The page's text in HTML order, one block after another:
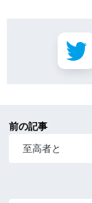
前の記事
至高者と